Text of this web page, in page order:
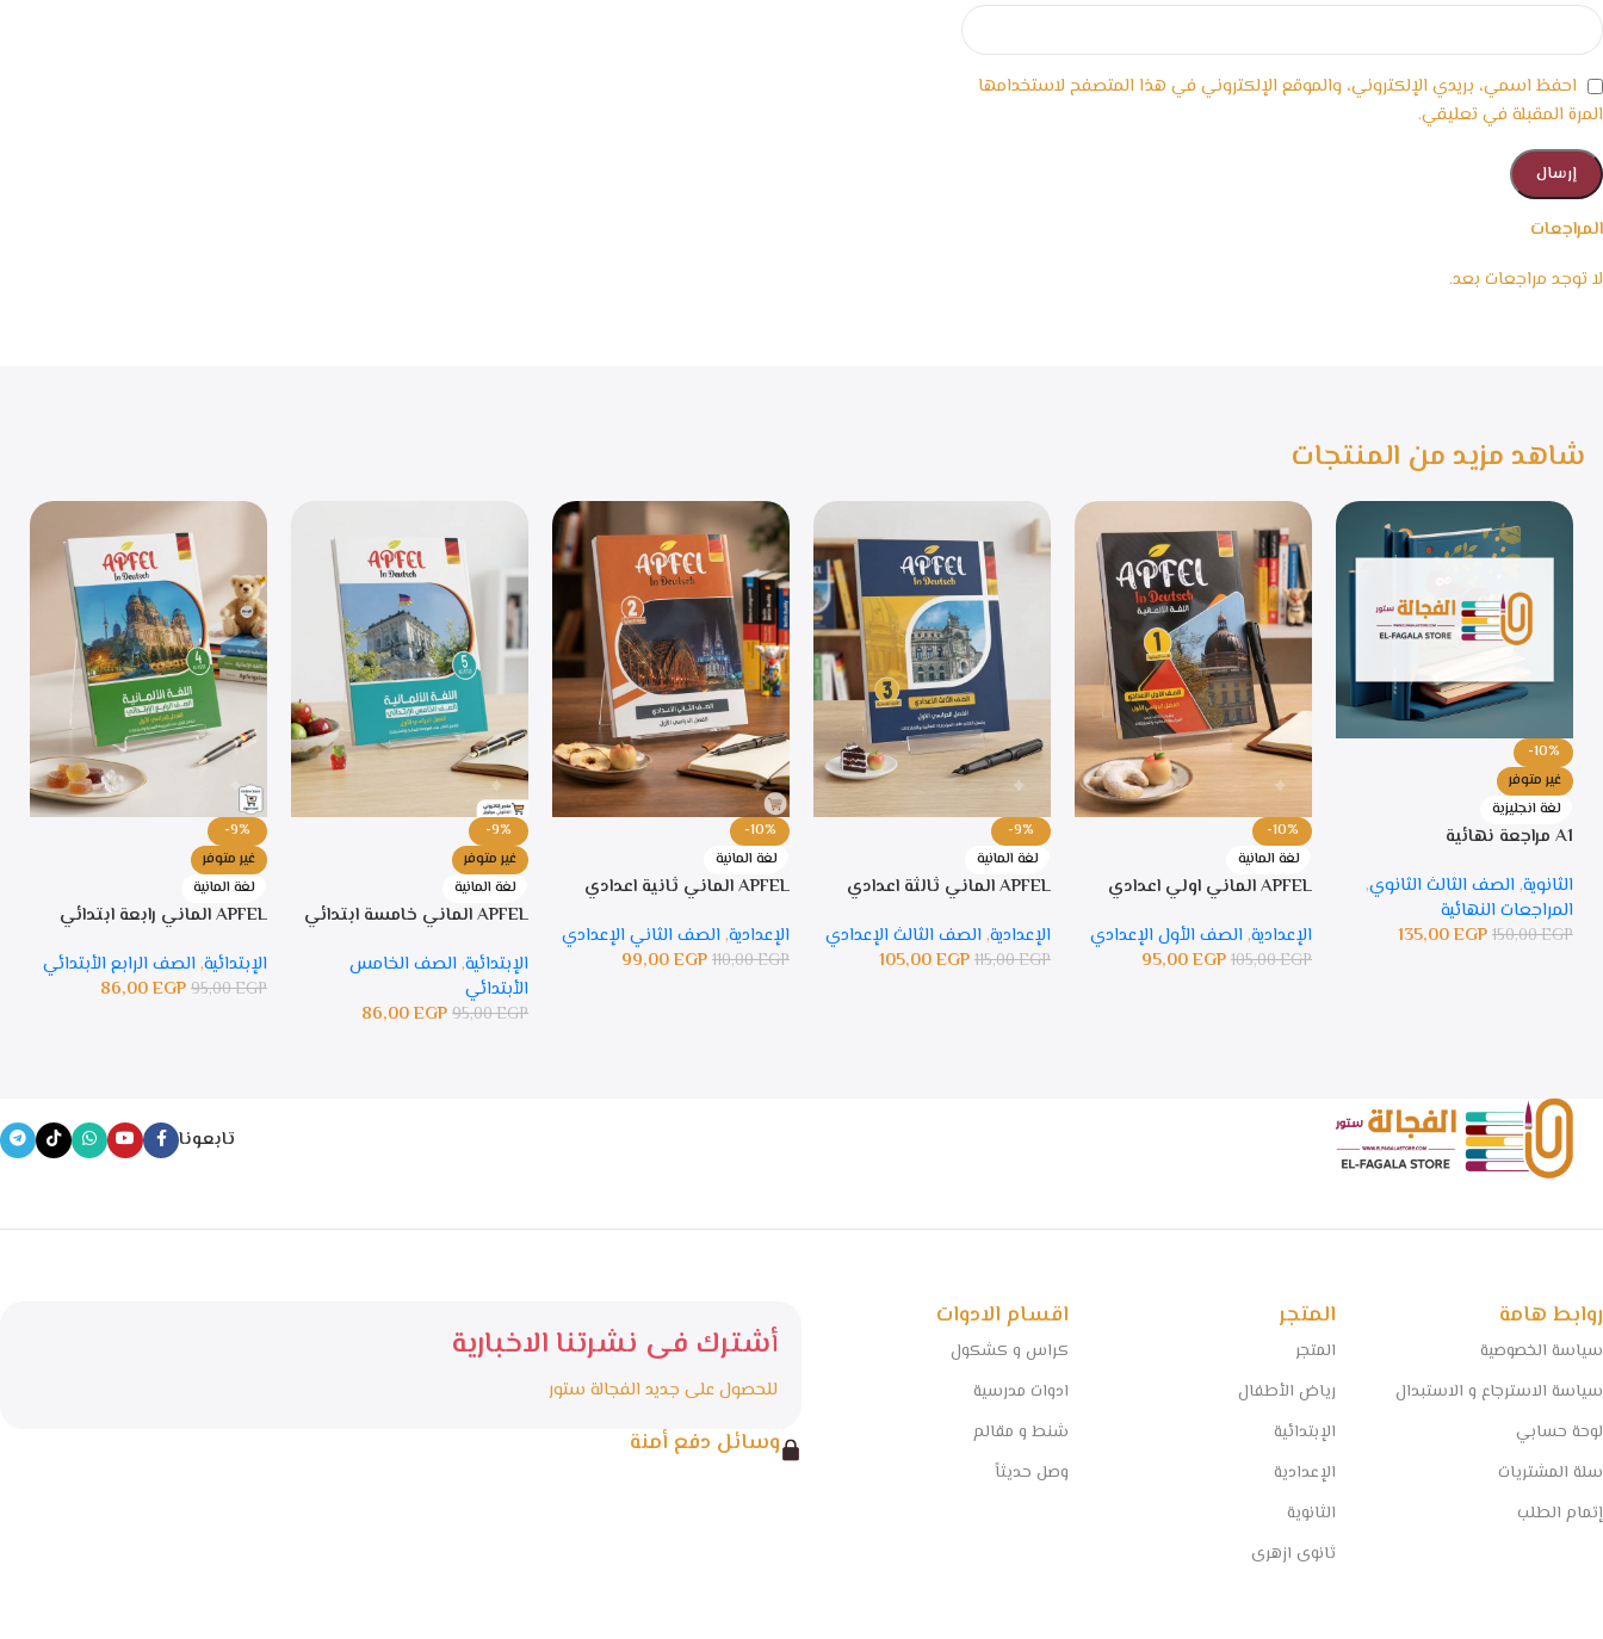
المراجعات
لا توجد مراجعات بعد.
احفظ اسمي، بريدي الإلكتروني، والموقع الإلكتروني في هذا المتصفح لاستخدامها
المرة المقبلة في تعليقي.
شاهد مزيد من المنتجات
-10%
غير متوفر
لغة انجليزية
A1 مراجعة نهائية
الثانوية, الصف الثالث الثانوي,
المراجعات النهائية
150,00EGP
135,00EGP
-10%
لغة المانية
APFEL الماني اولي اعدادي
الإعدادية, الصف الأول الإعدادي
105,00EGP
95,00EGP
-9%
لغة المانية
APFEL الماني ثالثة اعدادي
الإعدادية, الصف الثالث الإعدادي
115,00EGP
105,00EGP
-10%
لغة المانية
APFEL الماني ثانية اعدادي
الإعدادية, الصف الثاني الإعدادي
110,00EGP
99,00EGP
-9%
غير متوفر
لغة المانية
APFEL الماني خامسة ابتدائي
الإبتدائية, الصف الخامس
الأبتدائي
95,00EGP
86,00EGP
-9%
غير متوفر
لغة المانية
APFEL الماني رابعة ابتدائي
الإبتدائية, الصف الرابع الأبتدائي
95,00EGP
86,00EGP
تابعونا
روابط هامة
سياسة الخصوصية
سياسة الاسترجاع و الاستبدال
لوحة حسابي
سلة المشتريات
إتمام الطلب
المتجر
المتجر
رياض الأطفال
الإبتدائية
الإعدادية
الثانوية
ثانوى ازهرى
اقسام الادوات
كراس و كشكول
ادوات مدرسية
شنط و مقالم
وصل حديثاً
أشترك فى نشرتنا الاخبارية
للحصول على جديد الفجالة ستور
وسائل دفع أمنة